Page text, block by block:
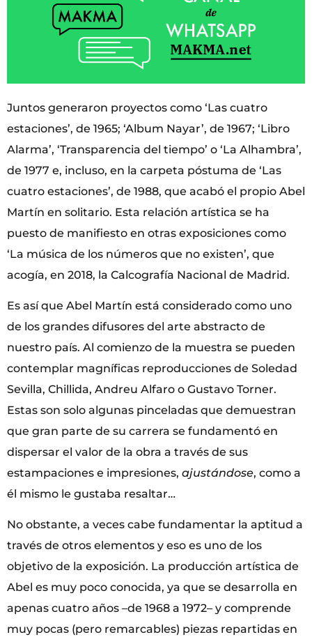
Juntos generaron proyectos como ‘Las cuatro
estaciones’, de 1965; ‘Album Nayar’, de 1967; ‘Libro
Alarma’, ‘Transparencia del tiempo’ o ‘La Alhambra’,
de 1977 e, incluso, en la carpeta póstuma de ‘Las
cuatro estaciones’, de 1988, que acabó el propio Abel
Martín en solitario. Esta relación artística se ha
puesto de manifiesto en otras exposiciones como
‘La música de los números que no existen’, que
acogía, en 2018, la Calcografía Nacional de Madrid.
Es así que Abel Martín está considerado como uno
de los grandes difusores del arte abstracto de
nuestro país. Al comienzo de la muestra se pueden
contemplar magníficas reproducciones de Soledad
Sevilla, Chillida, Andreu Alfaro o Gustavo Torner.
Estas son solo algunas pinceladas que demuestran
que gran parte de su carrera se fundamentó en
dispersar el valor de la obra a través de sus
estampaciones e impresiones, ajustándose, como a
él mismo le gustaba resaltar…
No obstante, a veces cabe fundamentar la aptitud a
través de otros elementos y eso es uno de los
objetivo de la exposición. La producción artística de
Abel es muy poco conocida, ya que se desarrolla en
apenas cuatro años –de 1968 a 1972– y comprende
muy pocas (pero remarcables) piezas repartidas en